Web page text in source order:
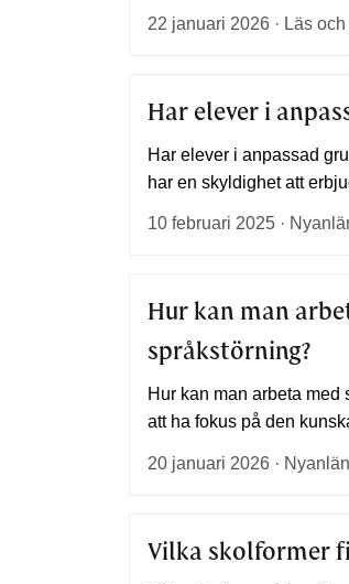
22 januari 2026 · Läs
Har elever i
Har elever i anpassad
har en skyldighet att
10 februari 2025 ·
Hur kan man
språkstörning?
Hur kan man arbeta
att ha fokus på den
20 januari 2026 ·
Vilka skolformer